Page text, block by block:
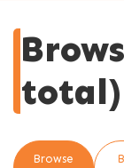
total)
Browse